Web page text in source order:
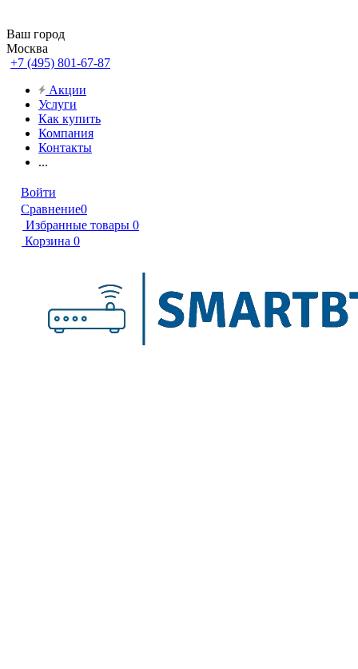
Ваш город
Москва
+7 (495) 801-67-87
Акции
Услуги
Как купить
Компания
Контакты
...
Войти
Сравнение0
Избранные товары 0
Корзина 0